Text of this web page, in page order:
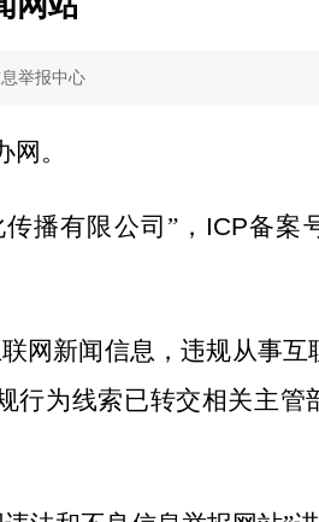
举报中心
网 。
播有限公司”， ICP备案
网新闻信息，违规从事互
行为线索已转交相关主管